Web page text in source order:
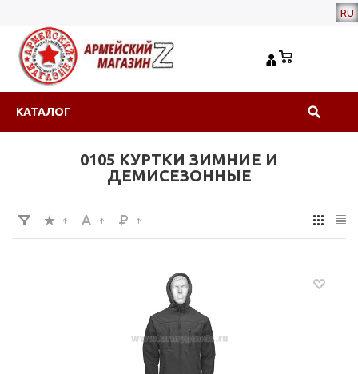
RU
КАТАЛОГ
0105 КУРТКИ ЗИМНИЕ И
ДЕМИСЕЗОННЫЕ